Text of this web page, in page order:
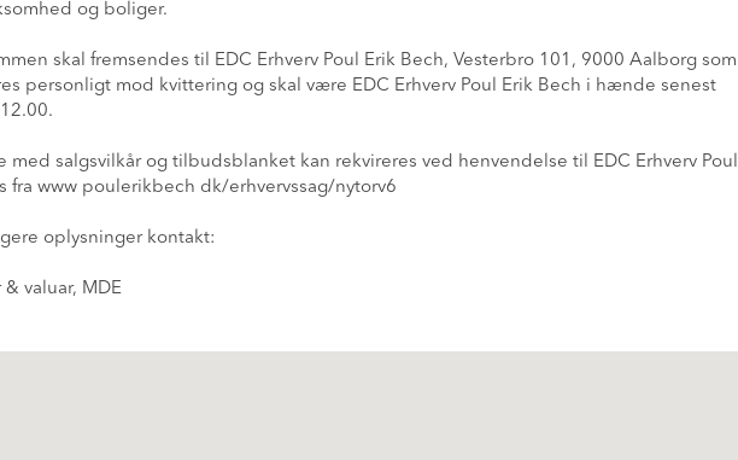
og boliger.
skal fremsendes til EDC Erhverv Poul Erik Bech, Vesterbro 101, 9000 Aalborg som
personligt mod kvittering og skal være EDC Erhverv Poul Erik Bech i hænde senest
salgsvilkår og tilbudsblanket kan rekvireres ved henvendelse til EDC Erhverv Poul
fra www poulerikbech dk/erhvervssag/nytorv6
oplysninger kontakt:
valuar, MDE